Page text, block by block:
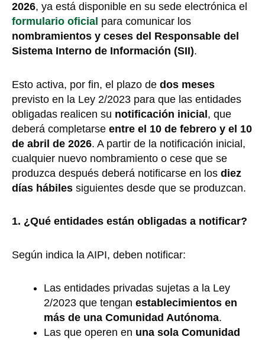
2026, ya está disponible en su sede electrónica el
formulario oficial para comunicar los
nombramientos y ceses del Responsable del
Sistema Interno de Información (SII).
Esto activa, por fin, el plazo de dos meses
previsto en la Ley 2/2023 para que las entidades
obligadas realicen su notificación inicial, que
deberá completarse entre el 10 de febrero y el 10
de abril de 2026. A partir de la notificación inicial,
cualquier nuevo nombramiento o cese que se
produzca después deberá notificarse en los diez
días hábiles siguientes desde que se produzcan.
1. ¿Qué entidades están obligadas a notificar?
Según indica la AIPI, deben notificar:
Las entidades privadas sujetas a la Ley
2/2023 que tengan establecimientos en
más de una Comunidad Autónoma.
Las que operen en una sola Comunidad